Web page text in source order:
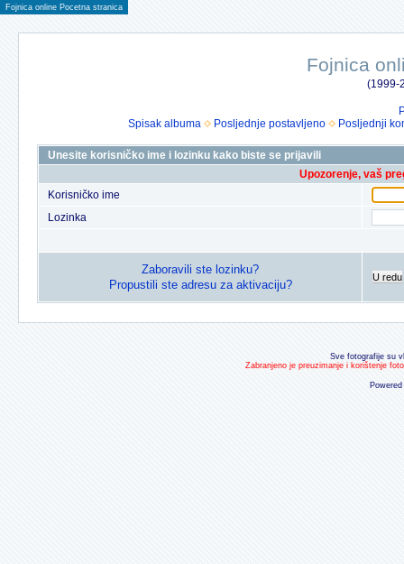
Fojnica online Pocetna stranica
Fojnica
(1999-
Spisak albuma
Posljednje postavljeno Posljednji
Unesite korisničko ime i lozinku kako biste se prijavili
Upozorenje, vaš
Korisničko ime
Lozinka
Zaboravili ste lozinku?
Propustili ste adresu za aktivaciju?
U redu
Sve fotografije su
Zabranjeno je preuzimanje i korištenje